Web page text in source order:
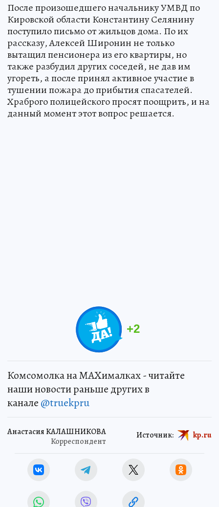
После произошедшего начальнику УМВД по
Кировской области Константину Селянину
поступило письмо от жильцов дома. По их
рассказу, Алексей Широнин не только
вытащил пенсионера из его квартиры, но
также разбудил других соседей, не дав им
угореть, а после принял активное участие в
тушении пожара до прибытия спасателей.
Храброго полицейского просят поощрить, и на
данный момент этот вопрос решается.
+2
Комсомолка на MAXималках - читайте
наши новости раньше других в
канале @truekpru
Анастасия КАЛАШНИКОВА
Корреспондент
Источник: kp.ru